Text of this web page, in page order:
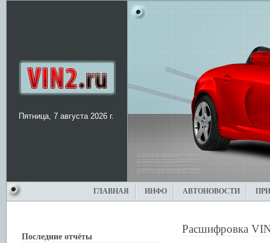
Пятница, 7 августа 2026 г.
ГЛАВНАЯ ИНФО АВТОНОВОСТИ
Последние отчёты
Расшифровка